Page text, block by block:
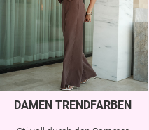
DAMEN TRENDFARBEN